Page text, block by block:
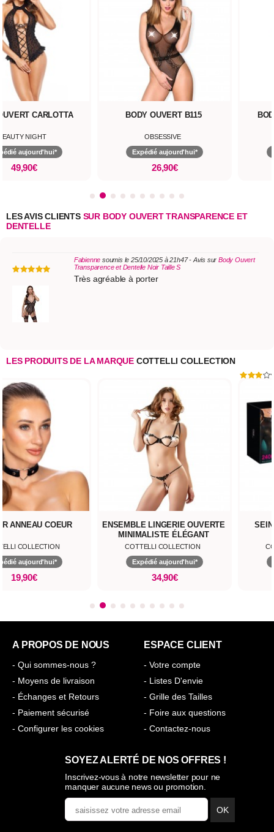
CARLOTTA
NIGHT
aujourd'hui*
49,90€
BODY OUVERT B115
OBSESSIVE
Expédié aujourd'hui*
26,90€
LES AVIS CLIENTSSUR BODY OUVERT TRANSPARENCE ET
DENTELLE
Fabienne soumis le 25/10/2025 à 21h47 - Avis sur Body Ouvert
Transparence et Dentelle Noir Taille S
Très agréable à porter
LES PRODUITS DE LA MARQUE COTTELLI COLLECTION
ANNEAU COEUR
COLLECTION
aujourd'hui*
19,90€
ENSEMBLE LINGERIE OUVERTE
MINIMALISTE ÉLÉGANT
COTTELLI COLLECTION
Expédié aujourd'hui*
34,90€
A PROPOS DE NOUS
- Qui sommes-nous ?
- Moyens de livraison
- Échanges et Retours
- Paiement sécurisé
- Configurer les cookies
ESPACE CLIENT
- Votre compte
- Listes D'envie
- Grille des Tailles
- Foire aux questions
- Contactez-nous
SOYEZ ALERTÉ DE NOS OFFRES !
Inscrivez-vous à notre newsletter pour ne
manquer aucune news ou promotion.
OK